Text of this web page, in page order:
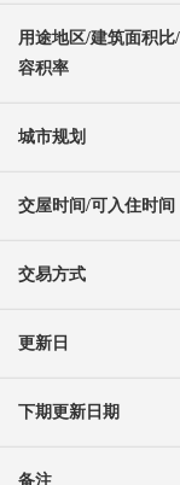
用途地区/建筑面积比/
容积率
城市规划
交屋时间/可入住时间
交易方式
更新日
下期更新日期
备注